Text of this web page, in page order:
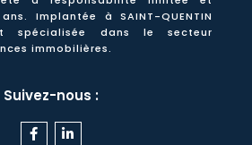
. Implantée à SAINT-QUENTIN
spécialisée dans le secteur
immobilières.
Suivez-nous :